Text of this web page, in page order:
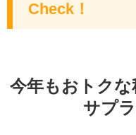
Check！
今年もおトク
サプ